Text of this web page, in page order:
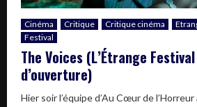
Cinéma Critique Critique cinéma
Festival
The Voices (L’Étrange
d’ouverture)
Hier soir l’équipe d’Au Cœur de